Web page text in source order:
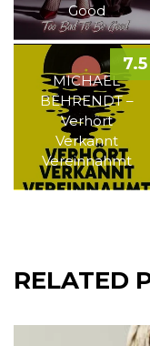
Good
MICHAEL
BEHRENDT –
Verhört
Verkannt
Vereinnahmt
7.5
RELATED